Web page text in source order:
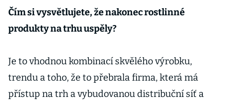
Čím si vysvětlujete, že nakonec rostlinné
produkty na trhu uspěly?
Je to vhodnou kombinací skvělého výrobku,
trendu a toho, že to přebrala firma, která má
přístup na trh a vybudovanou distribuční síť a